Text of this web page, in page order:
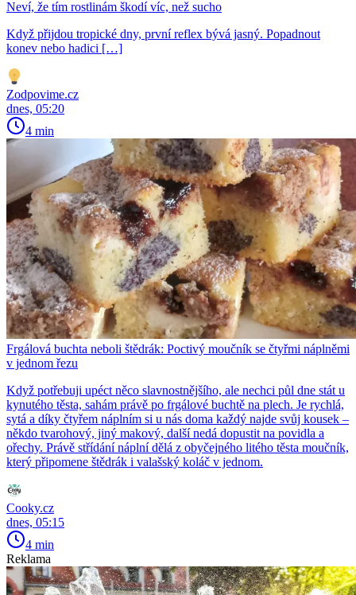
Neví, že tím rostlinám škodí víc, než sucho
Když přijdou tropické dny, první reflex bývá jasný. Popadnout
konev nebo hadici […]
Zodpovime.cz
dnes, 05:20
4 min
Frgálová buchta neboli štědrák: Poctivý moučník se čtyřmi náplněmi
v jednom řezu
Když potřebuji upéct něco slavnostnějšího, ale nechci půl dne stát u
kynutého těsta, sahám právě po frgálové buchtě na plech. Je rychlá,
sytá a díky čtyřem náplním si u nás doma každý najde svůj kousek –
někdo tvarohový, jiný makový, další nedá dopustit na povidla a
ořechy. Právě střídání náplní dělá z obyčejného litého těsta moučník,
který připomene štědrák i valašský koláč v jednom.
Cooky.cz
dnes, 05:15
4 min
Reklama